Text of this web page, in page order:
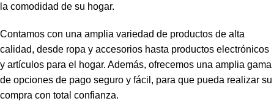
la comodidad de su hogar.
Contamos con una amplia variedad de productos de alta
calidad, desde ropa y accesorios hasta productos electrónicos
y artículos para el hogar. Además, ofrecemos una amplia gama
de opciones de pago seguro y fácil, para que pueda realizar su
compra con total confianza.